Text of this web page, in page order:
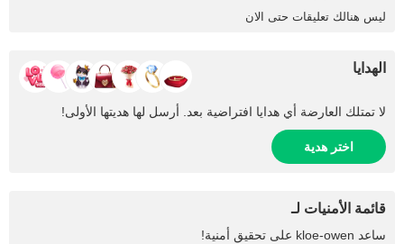
ليس هنالك تعليقات حتى الان
الهدايا
لا تمتلك العارضة أي هدايا افتراضية بعد. أرسل لها هديتها الأولى!
اختر هدية
قائمة الأمنيات لـ
ساعد kloe-owen على تحقيق أمنية!